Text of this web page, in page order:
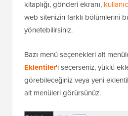
kitaplığı, gönderi ekranı,
web sitenizin farklı bölümlerini
yönetebilirsiniz.
Bazı menü seçenekleri alt
Eklentiler'i seçerseniz, yüklü
görebileceğiniz veya yeni
alt menüleri görürsünüz.